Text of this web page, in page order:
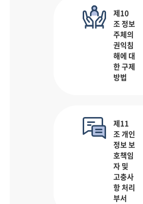
제10
조 정보
주체의
권익침
해에 대
한 구제
방법
제11
조 개인
정보 보
호책임
자 및
고충사
항 처리
부서